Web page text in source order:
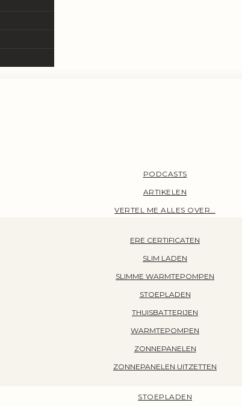
PODCASTS
ARTIKELEN
VERTEL ME ALLES OVER…
ERE CERTIFICATEN
SLIM LADEN
SLIMME WARMTEPOMPEN
STOEPLADEN
THUISBATTERIJEN
WARMTEPOMPEN
ZONNEPANELEN
ZONNEPANELEN UITZETTEN
STOEPLADEN